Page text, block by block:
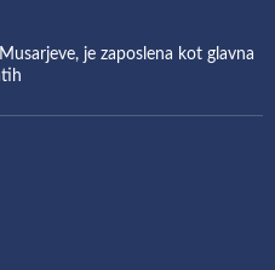
je zaposlena kot glavna